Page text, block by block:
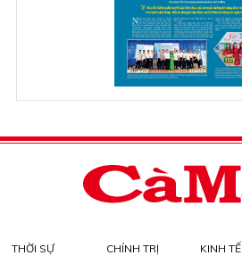
THỜI SỰ CHÍNH TRỊ KINH TẾ